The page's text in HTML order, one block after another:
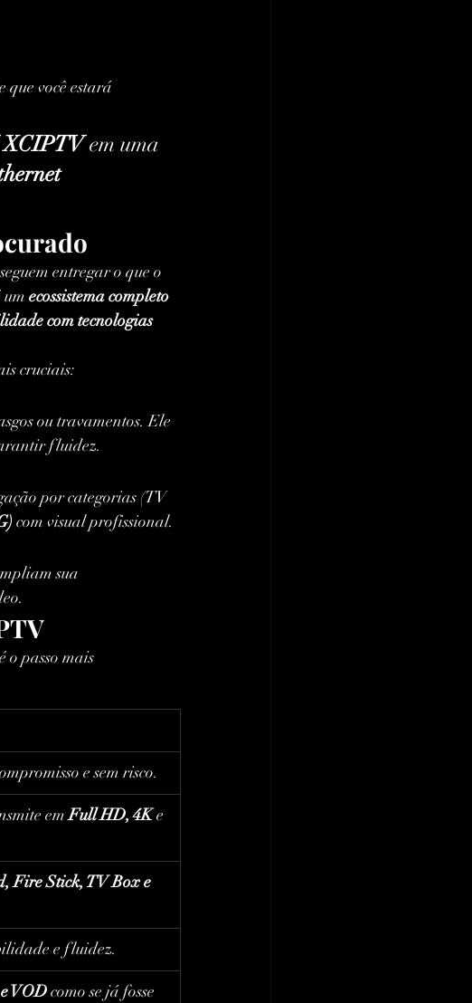
que você estará
em uma
entregar o que o
ecossistema completo
com tecnologias
cruciais:
ou travamentos. Ele
fluidez.
por categorias (TV
com visual profissional.
sua
o passo mais
e sem risco.
em Full HD, 4K e
Fire Stick, TV Box e
e fluidez.
VOD como se já fosse